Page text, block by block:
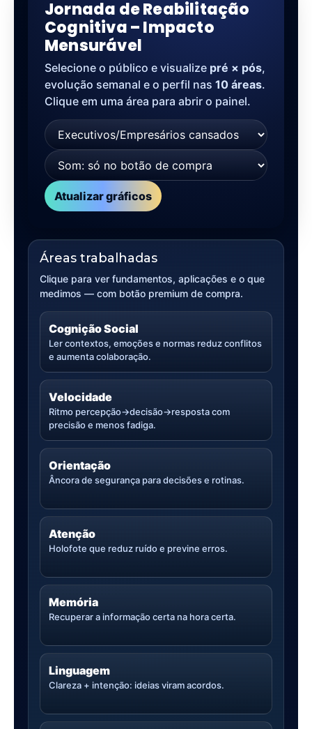
Jornada de Reabilitação
Cognitiva – Impacto
Mensurável
Selecione o público e visualize pré × pós,
evolução semanal e o perfil nas 10 áreas.
Clique em uma área para abrir o painel.
Público
Atualizar gráficos
Áreas trabalhadas
Clique para ver fundamentos, aplicações e o que
medimos — com botão premium de compra.
Cognição Social
Ler contextos, emoções e normas reduz conflitos
e aumenta colaboração.
Velocidade
Ritmo percepção→decisão→resposta com
precisão e menos fadiga.
Orientação
Âncora de segurança para decisões e rotinas.
Atenção
Holofote que reduz ruído e previne erros.
Memória
Recuperar a informação certa na hora certa.
Linguagem
Clareza + intenção: ideias viram acordos.